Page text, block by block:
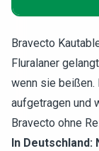
Bravecto
Fluralaner
wenn sie beißen.
aufgetragen und
Bravecto ohne
In Deutschland: